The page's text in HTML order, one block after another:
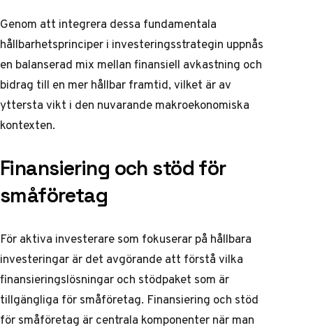
Genom att integrera dessa fundamentala
hållbarhetsprinciper i investeringsstrategin uppnås
en balanserad mix mellan finansiell avkastning och
bidrag till en mer hållbar framtid, vilket är av
yttersta vikt i den nuvarande makroekonomiska
kontexten.
Finansiering och stöd för
småföretag
För aktiva investerare som fokuserar på hållbara
investeringar är det avgörande att förstå vilka
finansieringslösningar och stödpaket som är
tillgängliga för småföretag. Finansiering och stöd
för småföretag är centrala komponenter när man